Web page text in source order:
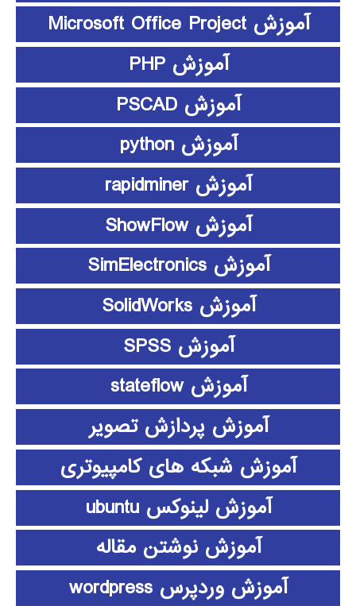
آموزش Microsoft Office Project
آموزش PHP
آموزش PSCAD
آموزش python
آموزش rapidminer
آموزش ShowFlow
آموزش SimElectronics
آموزش SolidWorks
آموزش SPSS
آموزش stateflow
آموزش پردازش تصویر
آموزش شبکه های کامپیوتری
آموزش لینوکس ubuntu
آموزش نوشتن مقاله
آموزش وردپرس wordpress